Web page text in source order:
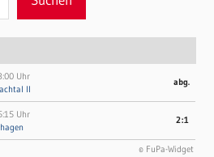
Uhr
II
abg.
Uhr
2:1
© FuPa-Widget